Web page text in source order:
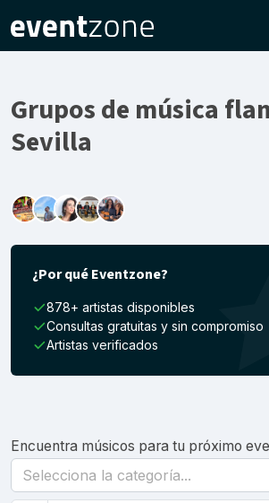
Grupos de música
Sevilla
¿Por qué Eventzone?
878+ artistas disponibles
Consultas gratuitas y sin compromiso
Artistas verificados
Encuentra músicos para tu próximo
Selecciona la categoría...